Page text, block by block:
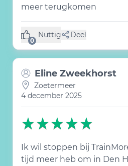
meer terugkomen
0
Nuttig
(0 like) Deel
Eline Zweekhorst
Zoetermeer
4 december 2025
Ik wil stoppen bij
tijd meer heb om in Den